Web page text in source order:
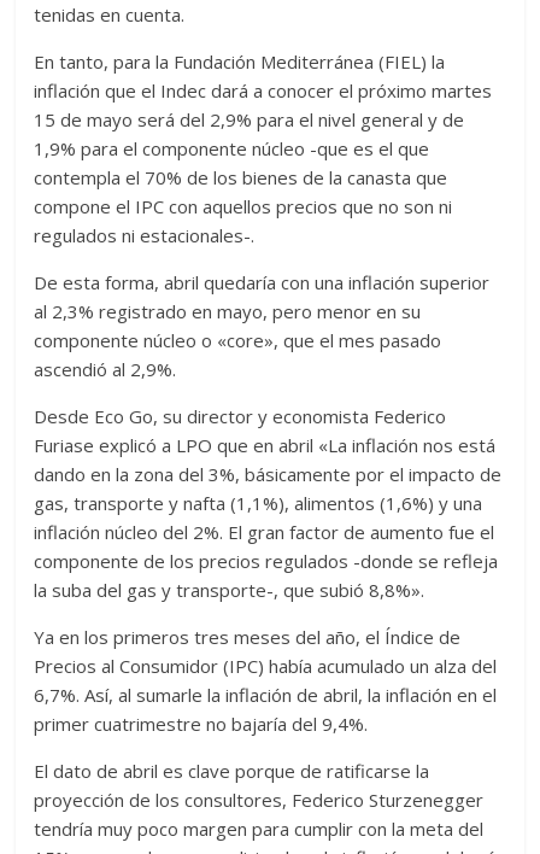
tenidas en cuenta.
En tanto, para la Fundación Mediterránea (FIEL) la
inflación que el Indec dará a conocer el próximo martes
15 de mayo será del 2,9% para el nivel general y de
1,9% para el componente núcleo -que es el que
contempla el 70% de los bienes de la canasta que
compone el IPC con aquellos precios que no son ni
regulados ni estacionales-.
De esta forma, abril quedaría con una inflación superior
al 2,3% registrado en mayo, pero menor en su
componente núcleo o «core», que el mes pasado
ascendió al 2,9%.
Desde Eco Go, su director y economista Federico
Furiase explicó a LPO que en abril «La inflación nos está
dando en la zona del 3%, básicamente por el impacto de
gas, transporte y nafta (1,1%), alimentos (1,6%) y una
inflación núcleo del 2%. El gran factor de aumento fue el
componente de los precios regulados -donde se refleja
la suba del gas y transporte-, que subió 8,8%».
Ya en los primeros tres meses del año, el Índice de
Precios al Consumidor (IPC) había acumulado un alza del
6,7%. Así, al sumarle la inflación de abril, la inflación en el
primer cuatrimestre no bajaría del 9,4%.
El dato de abril es clave porque de ratificarse la
proyección de los consultores, Federico Sturzenegger
tendría muy poco margen para cumplir con la meta del